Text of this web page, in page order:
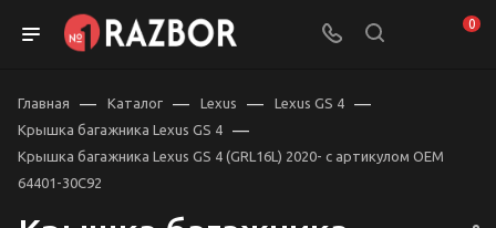
0
Главная — Каталог — Lexus — Lexus GS 4 —
Крышка багажника Lexus GS 4 —
Крышка багажника Lexus GS 4 (GRL16L) 2020- с артикулом OEM
64401-30C92